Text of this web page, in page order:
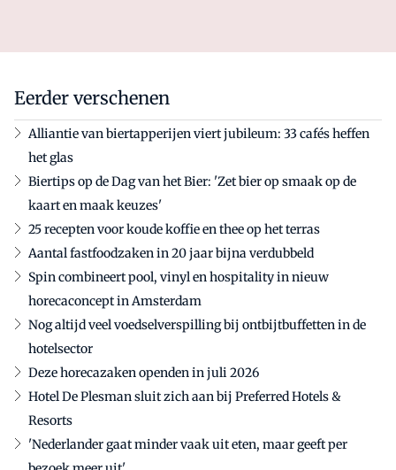
Eerder verschenen
Alliantie van biertapperijen viert jubileum: 33 cafés heffen
het glas
Biertips op de Dag van het Bier: 'Zet bier op smaak op de
kaart en maak keuzes'
25 recepten voor koude koffie en thee op het terras
Aantal fastfoodzaken in 20 jaar bijna verdubbeld
Spin combineert pool, vinyl en hospitality in nieuw
horecaconcept in Amsterdam
Nog altijd veel voedselverspilling bij ontbijtbuffetten in de
hotelsector
Deze horecazaken openden in juli 2026
Hotel De Plesman sluit zich aan bij Preferred Hotels &
Resorts
'Nederlander gaat minder vaak uit eten, maar geeft per